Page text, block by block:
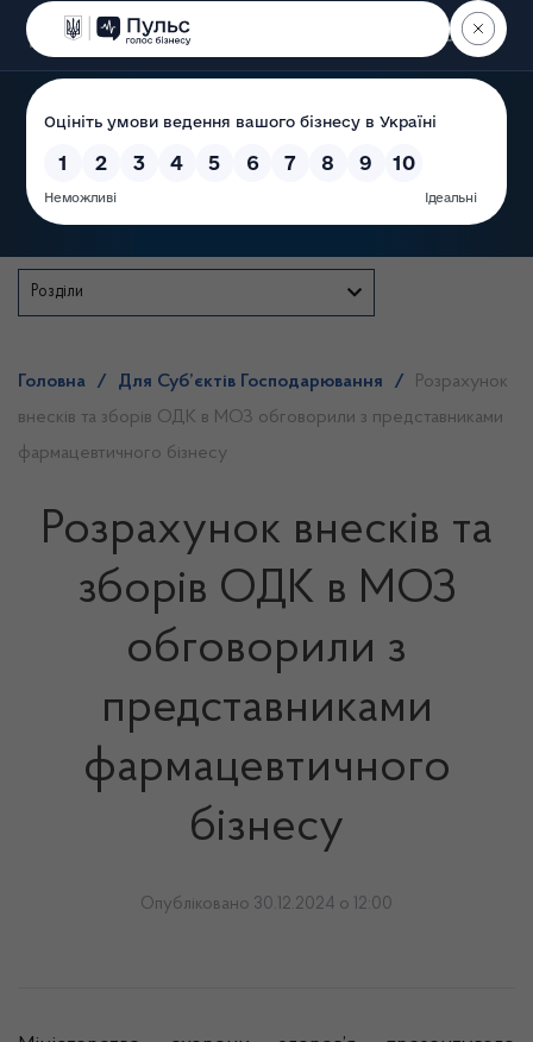
Пошук
Розділи
Головна / Для Суб’єктів Господарювання /
Розрахунок
внесків та зборів ОДК в МОЗ обговорили з представниками
фармацевтичного бізнесу
Розрахунок внесків та
зборів ОДК в МОЗ
обговорили з
представниками
фармацевтичного
бізнесу
Опубліковано 30.12.2024 о 12:00